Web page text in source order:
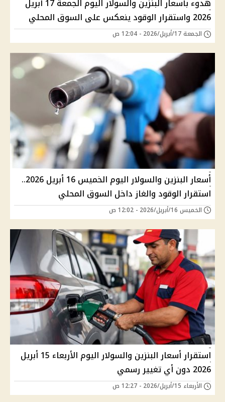
هدوء بأسعار البنزين والسولار اليوم الجمعة 17 أبريل
2026 واستقرار الوقود ينعكس على السوق المحلي
الجمعة 17/أبريل/2026 - 12:04 ص
أسعار البنزين والسولار اليوم الخميس 16 أبريل 2026..
استقرار الوقود والغاز داخل السوق المحلي
الخميس 16/أبريل/2026 - 12:02 ص
استقرار أسعار البنزين والسولار اليوم الأربعاء 15 أبريل
2026 دون أي تغيير رسمي
الأربعاء 15/أبريل/2026 - 12:27 ص